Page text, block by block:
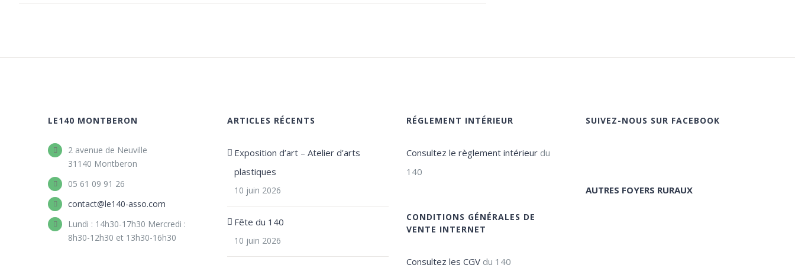
LE140 MONTBERON
2 avenue de Neuville
31140 Montberon
05 61 09 91 26
contact@le140-asso.com
Lundi : 14h30-17h30 Mercredi :
8h30-12h30 et 13h30-16h30
ARTICLES RÉCENTS
Exposition d’art – Atelier d’arts
plastiques
10 juin 2026
Fête du 140
10 juin 2026
RÉGLEMENT INTÉRIEUR
Consultez le règlement intérieurdu
140
CONDITIONS GÉNÉRALES DE
VENTE INTERNET
Consultez les CGVdu 140
SUIVEZ-NOUS SUR FACEBOOK
AUTRES FOYERS RURAUX